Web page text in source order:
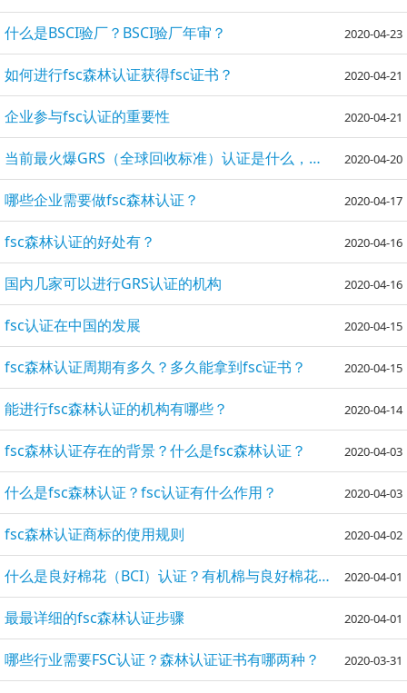
什么是BSCI验厂？BSCI验厂年审？ 2020-04-23
如何进行fsc森林认证获得fsc证书？ 2020-04-21
企业参与fsc认证的重要性 2020-04-21
当前最火爆GRS（全球回收标准）认证是什么，如何认证？ 2020-04-20
哪些企业需要做fsc森林认证？ 2020-04-17
fsc森林认证的好处有？ 2020-04-16
国内几家可以进行GRS认证的机构 2020-04-16
fsc认证在中国的发展 2020-04-15
fsc森林认证周期有多久？多久能拿到fsc证书？ 2020-04-15
能进行fsc森林认证的机构有哪些？ 2020-04-14
fsc森林认证存在的背景？什么是fsc森林认证？ 2020-04-03
什么是​fsc森林认证？fsc认证有什么作用？ 2020-04-03
fsc森林认证商标的使用规则 2020-04-02
什么是良好棉花（​BCI）认证？有机棉与良好棉花有什么不同？ 2020-04-01
最最详细的fsc森林认证步骤 2020-04-01
哪些行业需要FSC认证？森林认证证书有哪两种？ 2020-03-31